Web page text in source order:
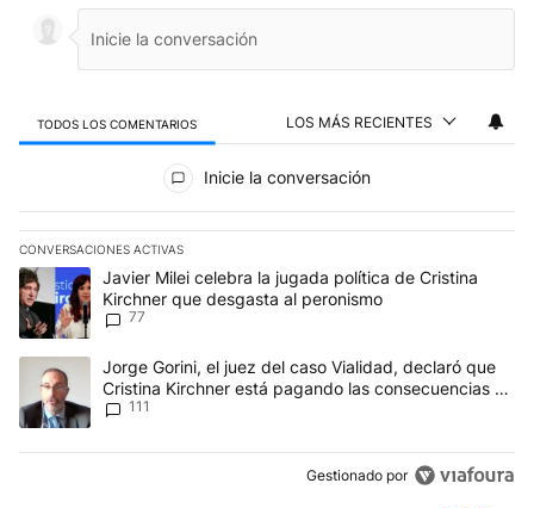
TODOS LOS COMENTARIOS LOS MÁS RECIENTES
Inicie la conversación
CONVERSACIONES ACTIVAS
Este listado muestra los artículos con más comentarios en los
Un artículo de tendencia con el título "Javier Milei celebra la
Javier Milei celebra la jugada política de Cristina
Kirchner que desgasta al peronismo
77
Un artículo de tendencia con el título "Jorge Gorini, el juez del
Jorge Gorini, el juez del caso Vialidad, declaró que
Cristina Kirchner está pagando las consecuencias de
cometer "un delito comprobado"
111
Gestionado por